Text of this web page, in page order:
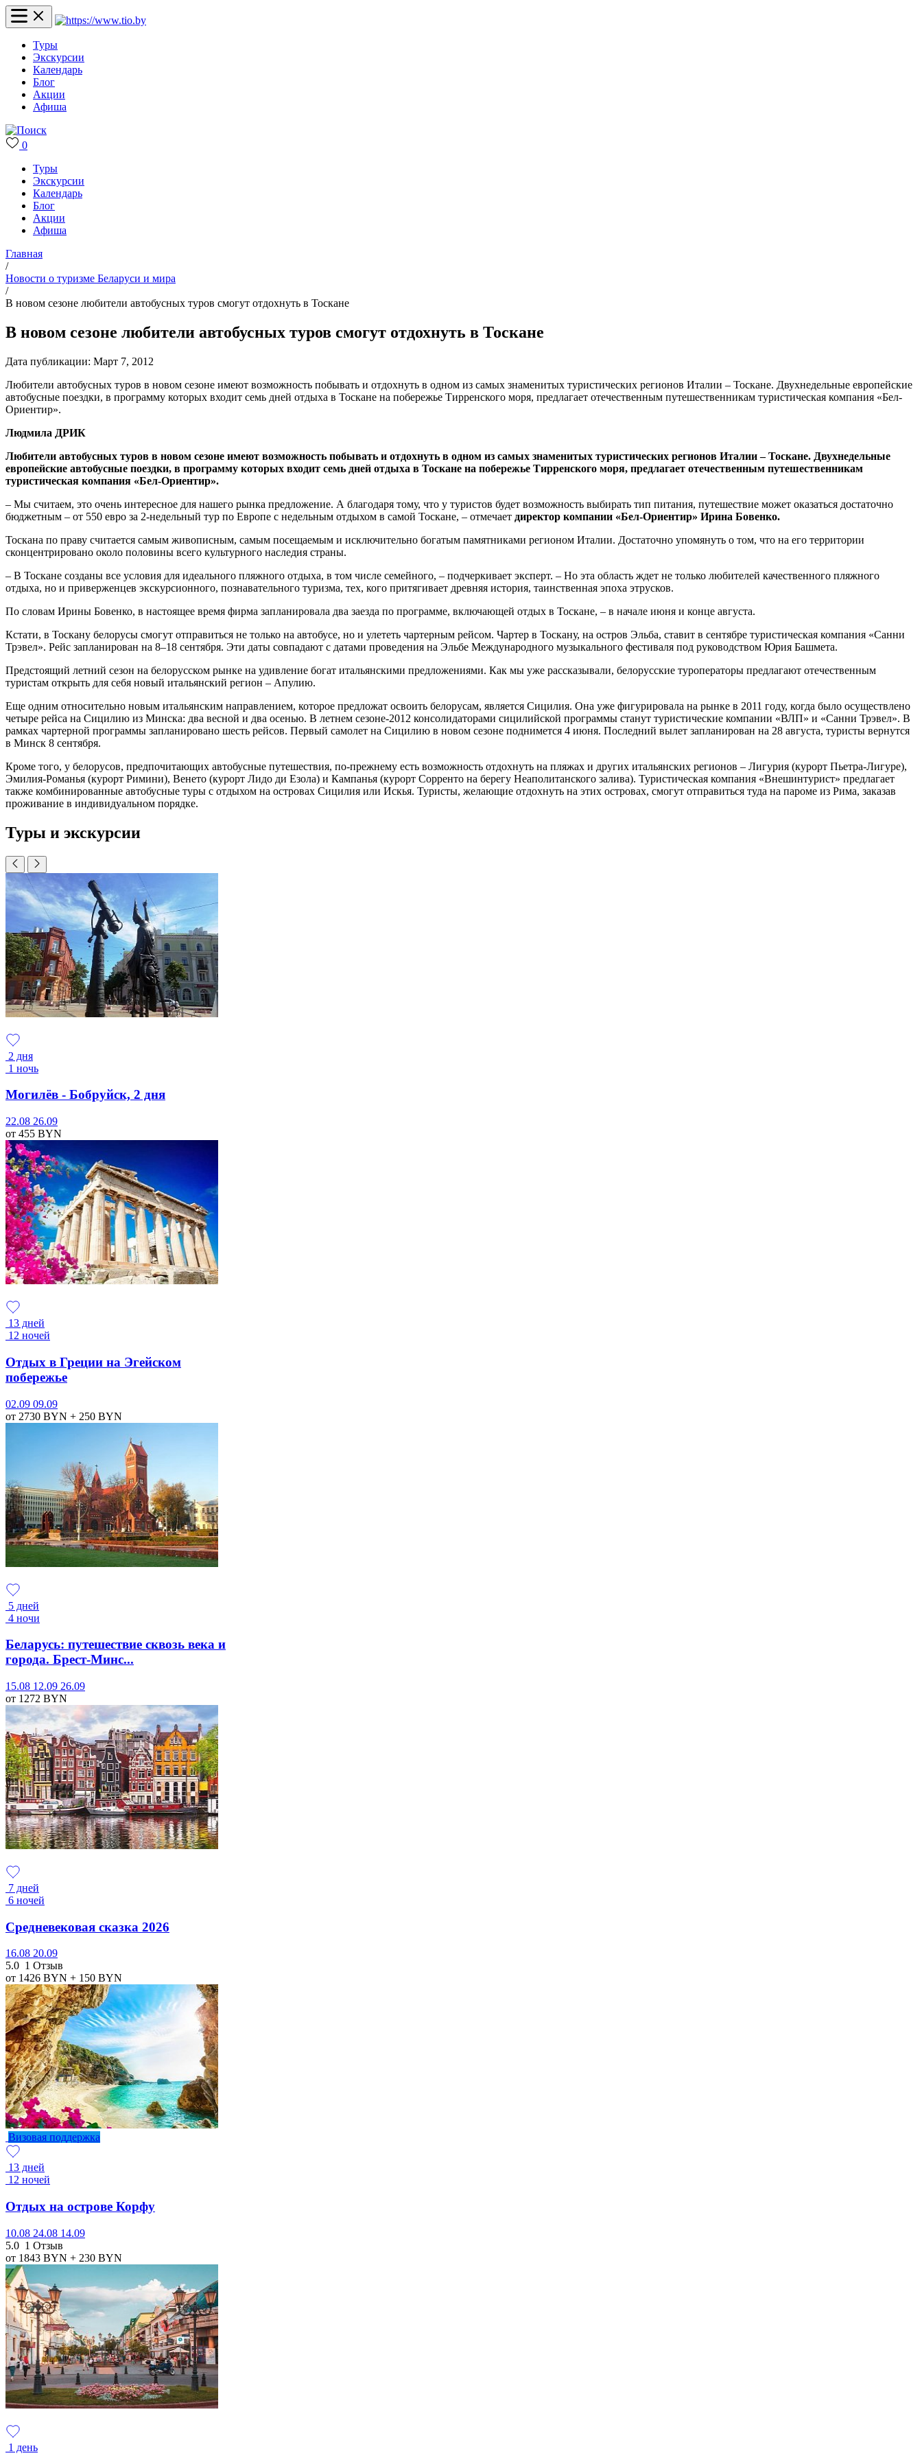
Туры
Экскурсии
Календарь
Блог
Акции
Афиша
0
Туры
Экскурсии
Календарь
Блог
Акции
Афиша
Главная
/
Новости о туризме Беларуси и мира
/
В новом сезоне любители автобусных туров смогут отдохнуть в Тоскане
В новом сезоне любители автобусных туров смогут отдохнуть в Тоскане
Дата публикации: Март 7, 2012
Любители автобусных туров в новом сезоне имеют возможность побывать и отдохнуть в одном из самых знаменитых туристических регионов Италии – Тоскане. Двухнедельные европейские
автобусные поездки, в программу которых входит семь дней отдыха в Тоскане на побережье Тирренского моря, предлагает отечественным путешественникам туристическая компания «Бел-
Ориентир».
Людмила ДРИК
Любители автобусных туров в новом сезоне имеют возможность побывать и отдохнуть в одном из самых знаменитых туристических регионов Италии – Тоскане. Двухнедельные
европейские автобусные поездки, в программу которых входит семь дней отдыха в Тоскане на побережье Тирренского моря, предлагает отечественным путешественникам
туристическая компания «Бел-Ориентир».
– Мы считаем, это очень интересное для нашего рынка предложение. А благодаря тому, что у туристов будет возможность выбирать тип питания, путешествие может оказаться достаточно
бюджетным – от 550 евро за 2-недельный тур по Европе с недельным отдыхом в самой Тоскане, – отмечает директор компании «Бел-Ориентир» Ирина Бовенко.
Тоскана по праву считается самым живописным, самым посещаемым и исключительно богатым памятниками регионом Италии. Достаточно упомянуть о том, что на его территории
сконцентрировано около половины всего культурного наследия страны.
– В Тоскане созданы все условия для идеального пляжного отдыха, в том числе семейного, – подчеркивает эксперт. – Но эта область ждет не только любителей качественного пляжного
отдыха, но и приверженцев экскурсионного, познавательного туризма, тех, кого притягивает древняя история, таинственная эпоха этрусков.
По словам Ирины Бовенко, в настоящее время фирма запланировала два заезда по программе, включающей отдых в Тоскане, – в начале июня и конце августа.
Кстати, в Тоскану белорусы смогут отправиться не только на автобусе, но и улететь чартерным рейсом. Чартер в Тоскану, на остров Эльба, ставит в сентябре туристическая компания «Санни
Трэвел». Рейс запланирован на 8–18 сентября. Эти даты совпадают с датами проведения на Эльбе Международного музыкального фестиваля под руководством Юрия Башмета.
Предстоящий летний сезон на белорусском рынке на удивление богат итальянскими предложениями. Как мы уже рассказывали, белорусские тур­операторы предлагают отечественным
туристам открыть для себя новый итальянский регион – Апулию.
Еще одним относительно новым итальянским направлением, которое предложат освоить белорусам, является Сицилия. Она уже фигурировала на рынке в 2011 году, когда было осуществлено
четыре рейса на Сицилию из Минска: два весной и два осенью. В летнем сезоне-2012 консолидаторами сицилийской программы станут туристические компании «ВЛП» и «Санни Трэвел». В
рамках чартерной программы запланировано шесть рейсов. Первый самолет на Сицилию в новом сезоне поднимется 4 июня. Последний вылет запланирован на 28 августа, туристы вернутся
в Минск 8 сентября.
Кроме того, у белорусов, предпочитающих автобусные путешествия, по-прежнему есть возможность отдохнуть на пляжах и других итальянских регионов – Лигурия (курорт Пьетра-Лигуре),
Эмилия-Романья (курорт Римини), Венето (курорт Лидо ди Езола) и Кампанья (курорт Сорренто на берегу Неаполитанского залива). Туристическая компания «Внешинтурист» предлагает
также комбинированные автобусные туры с отдыхом на островах Сицилия или Искья. Туристы, желающие отдохнуть на этих островах, смогут отправиться туда на пароме из Рима, заказав
проживание в индивидуальном порядке.
Туры и экскурсии
2 дня
1 ночь
Могилёв - Бобруйск, 2 дня
22.08 26.09
от 455 BYN
13 дней
12 ночей
Отдых в Греции на Эгейском
побережье
02.09 09.09
от 2730 BYN + 250 BYN
5 дней
4 ночи
Беларусь: путешествие сквозь века и
города. Брест-Минс...
15.08 12.09 26.09
от 1272 BYN
7 дней
6 ночей
Средневековая сказка 2026
16.08 20.09
5.0 1 Отзыв
от 1426 BYN + 150 BYN
Визовая поддержка
13 дней
12 ночей
Отдых на острове Корфу
10.08 24.08 14.09
5.0 1 Отзыв
от 1843 BYN + 230 BYN
1 день